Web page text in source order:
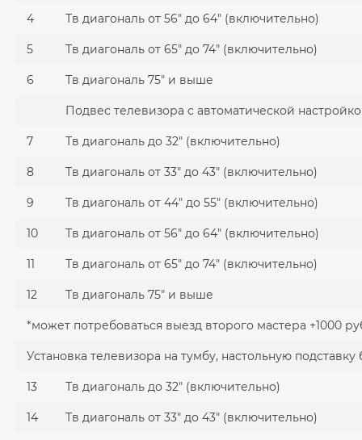
4 Тв диагональ от 56" до 64" (включительно)
5 Тв диагональ от 65" до 74" (включительно)
6 Тв диагональ 75" и выше
Подвес телевизора с автоматической
7 Тв диагональ до 32" (включительно)
8 Тв диагональ от 33" до 43" (включительно)
9 Тв диагональ от 44" до 55" (включительно)
10 Тв диагональ от 56" до 64" (включительно)
11 Тв диагональ от 65" до 74" (включительно)
12 Тв диагональ 75" и выше
*может потребоваться выезд второго мастера +1000
Установка телевизора на тумбу, настольную подставку
13 Тв диагональ до 32" (включительно)
14 Тв диагональ от 33" до 43" (включительно)